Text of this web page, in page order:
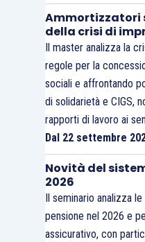
Ammortizzatori
della crisi di
Il master analizza la
regole per la
sociali e affrontando
di solidarietà e CIGS,
rapporti di lavoro ai
Dal 22 settembre
Novità del
2026
Il seminario analizza
pensione nel 2026 e
assicurativo, con